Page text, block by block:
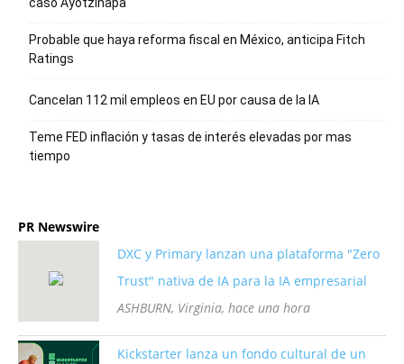
caso Ayotzinapa
Probable que haya reforma fiscal en México, anticipa Fitch
Ratings
Cancelan 112 mil empleos en EU por causa de la IA
Teme FED inflación y tasas de interés elevadas por mas
tiempo
PR Newswire
DXC y Primary lanzan una plataforma "Zero
Trust" nativa de IA para la IA empresarial
ASHBURN, Virginia, hace una hora
Kickstarter lanza un fondo cultural de un